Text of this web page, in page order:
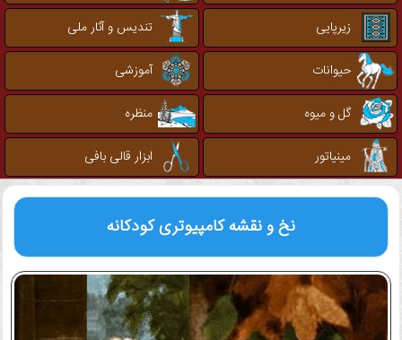
زیرپایی
تندیس و آثار ملی
حیوانات
آموزشی
گل و میوه
منظره
مینیاتور
ابزار قالی بافی
نخ و نقشه کامپیوتریکودکانه